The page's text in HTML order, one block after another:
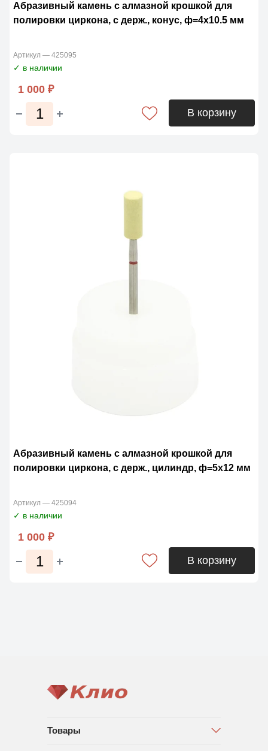
Абразивный камень с алмазной крошкой для
полировки циркона, с держ., конус, ф=4х10.5 мм
Артикул — 425095
✓ в наличии
1 000 ₽
В корзину
Абразивный камень с алмазной крошкой для
полировки циркона, с держ., цилиндр, ф=5х12 мм
Артикул — 425094
✓ в наличии
1 000 ₽
В корзину
Товары